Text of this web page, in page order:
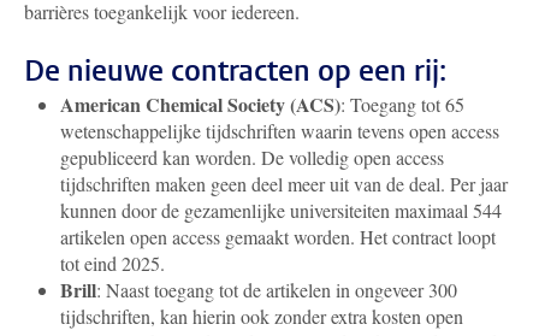
barrières toegankelijk voor iedereen.
De nieuwe contracten op een rij:
American Chemical Society (ACS): Toegang tot 65
wetenschappelijke tijdschriften waarin tevens open access
gepubliceerd kan worden. De volledig open access
tijdschriften maken geen deel meer uit van de deal. Per jaar
kunnen door de gezamenlijke universiteiten maximaal 544
artikelen open access gemaakt worden. Het contract loopt
tot eind 2025.
Brill: Naast toegang tot de artikelen in ongeveer 300
tijdschriften, kan hierin ook zonder extra kosten open